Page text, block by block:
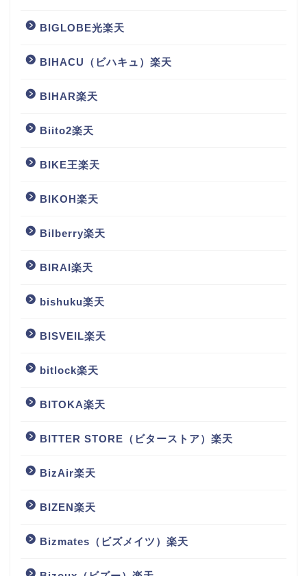
BIGLOBE光楽天
BIHACU（ビハキュ）楽天
BIHAR楽天
Biito2楽天
BIKE王楽天
BIKOH楽天
Bilberry楽天
BIRAI楽天
bishuku楽天
BISVEIL楽天
bitlock楽天
BITOKA楽天
BITTER STORE（ビターストア）楽天
BizAir楽天
BIZEN楽天
Bizmates（ビズメイツ）楽天